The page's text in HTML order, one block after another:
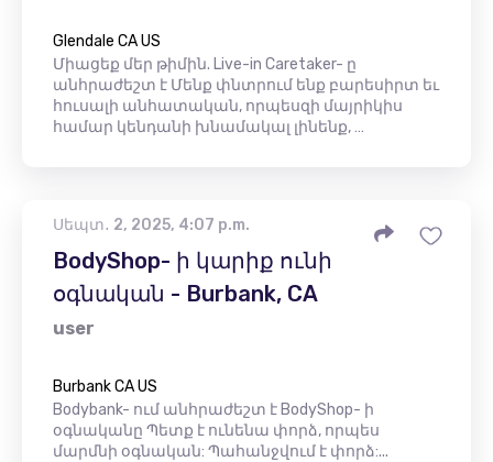
Glendale CA US
Միացեք մեր թիմին. Live-in Caretaker- ը
անհրաժեշտ է Մենք փնտրում ենք բարեսիրտ եւ
հուսալի անհատական, որպեսզի մայրիկիս
համար կենդանի խնամակալ լինենք, …
Սեպտ․ 2, 2025, 4:07 p.m.
BodyShop- ի կարիք ունի
օգնական - Burbank, CA
user
Burbank CA US
Bodybank- ում անհրաժեշտ է BodyShop- ի
օգնականը Պետք է ունենա փորձ, որպես
մարմնի օգնական: Պահանջվում է փորձ:...